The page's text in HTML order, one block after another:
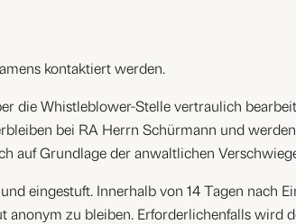
kontaktiert werden.
die Whistleblower-Stelle vertraulich
bei RA Herrn Schürmann und
auf Grundlage der anwaltlichen
eingestuft. Innerhalb von 14 Tagen nach
anonym zu bleiben. Erforderlichenfalls wird